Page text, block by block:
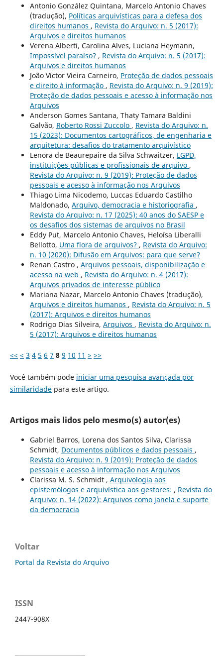
Antonio González Quintana, Marcelo Antonio Chaves
(tradução), Políticas arquivísticas para a defesa dos
direitos humanos , Revista do Arquivo: n. 5 (2017):
Arquivos e direitos humanos
Verena Alberti, Carolina Alves, Luciana Heymann,
Impossível paraíso? , Revista do Arquivo: n. 5 (2017):
Arquivos e direitos humanos
João Víctor Vieira Carneiro, Proteção de dados pessoais
e direito à informação , Revista do Arquivo: n. 9 (2019):
Proteção de dados pessoais e acesso à informação nos
Arquivos
Anderson Gomes Santana, Thaty Tamara Baldini
Galvão, Roberto Rossi Zuccolo , Revista do Arquivo: n.
15 (2023): Documentos cartográficos, de engenharia e
arquitetura: desafios do tratamento arquivístico
Lenora de Beaurepaire da Silva Schwaitzer, LGPD,
instituições públicas e profissionais de arquivo ,
Revista do Arquivo: n. 9 (2019): Proteção de dados
pessoais e acesso à informação nos Arquivos
Thiago Lima Nicodemo, Luccas Eduardo Castilho
Maldonado, Arquivo, democracia e historiografia ,
Revista do Arquivo: n. 17 (2025): 40 anos do SAESP e
os desafios dos sistemas de arquivos no Brasil
Eddy Put, Marcelo Antonio Chaves, Heloísa Liberalli
Bellotto, Uma flora de arquivos? , Revista do Arquivo:
n. 10 (2020): Difusão em Arquivos: para que serve?
Renan Castro , Arquivos pessoais, disponibilização e
acesso na web , Revista do Arquivo: n. 4 (2017):
Arquivos privados de interesse público
Mariana Nazar, Marcelo Antonio Chaves (tradução),
Arquivos e direitos humanos , Revista do Arquivo: n. 5
(2017): Arquivos e direitos humanos
Rodrigo Dias Silveira, Arquivos , Revista do Arquivo: n.
5 (2017): Arquivos e direitos humanos
<< < 3 4 5 6 7 8 9 10 11 > >>
Você também pode iniciar uma pesquisa avançada por
similaridadepara este artigo.
Artigos mais lidos pelo mesmo(s) autor(es)
Gabriel Barros, Lorena dos Santos Silva, Clarissa
Schmidt, Documentos públicos e dados pessoais ,
Revista do Arquivo: n. 9 (2019): Proteção de dados
pessoais e acesso à informação nos Arquivos
Clarissa M. S. Schmidt , Arquivologia aos
epistemólogos e arquivística aos gestores: , Revista do
Arquivo: n. 14 (2022): Arquivos como janela e suporte
da democracia
Voltar
Portal da Revista do Arquivo
ISSN
2447-908X